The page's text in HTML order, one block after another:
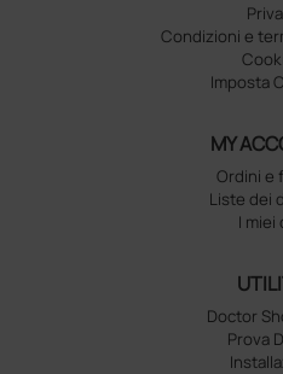
Condizioni e
Imposta
MY
Ordini e
Liste dei
I miei
Doctor
Prova